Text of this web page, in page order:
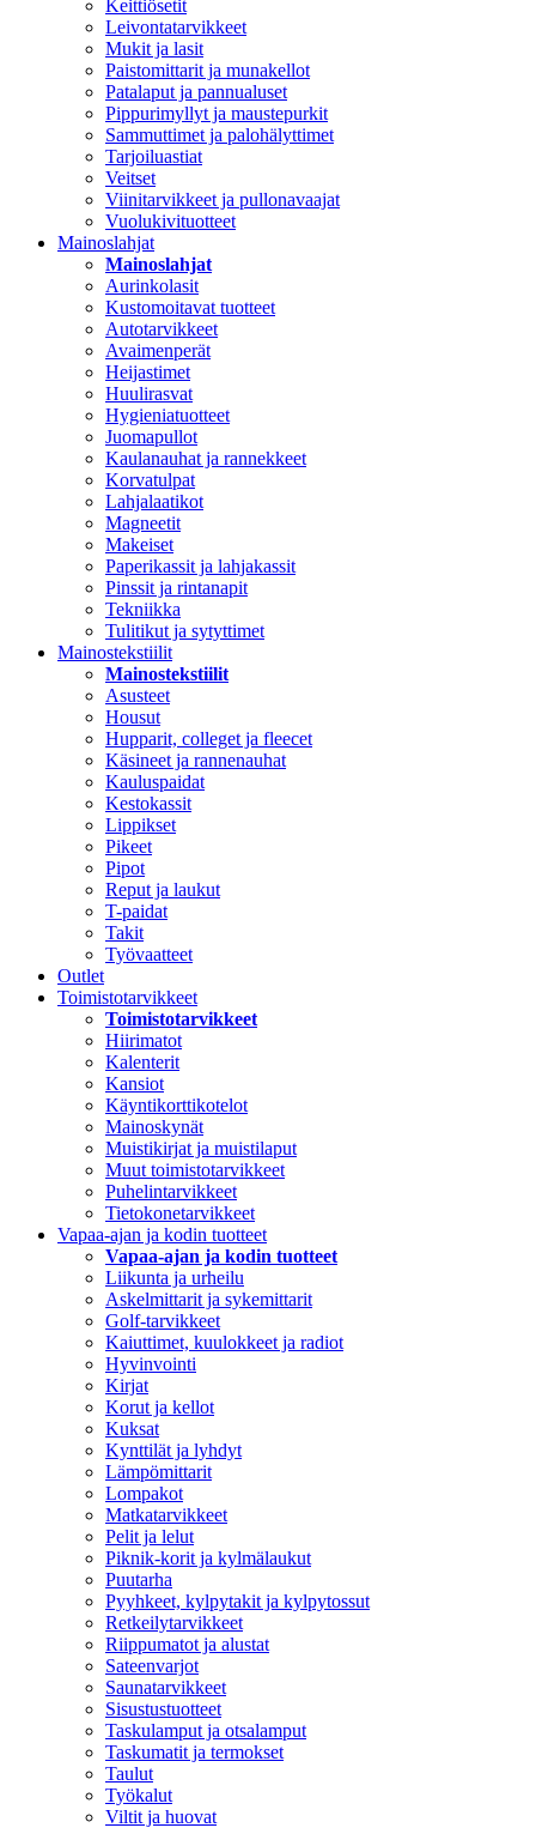
Keittiösetit
Leivontatarvikkeet
Mukit ja lasit
Paistomittarit ja munakellot
Patalaput ja pannualuset
Pippurimyllyt ja maustepurkit
Sammuttimet ja palohälyttimet
Tarjoiluastiat
Veitset
Viinitarvikkeet ja pullonavaajat
Vuolukivituotteet
Mainoslahjat
Mainoslahjat
Aurinkolasit
Kustomoitavat tuotteet
Autotarvikkeet
Avaimenperät
Heijastimet
Huulirasvat
Hygieniatuotteet
Juomapullot
Kaulanauhat ja rannekkeet
Korvatulpat
Lahjalaatikot
Magneetit
Makeiset
Paperikassit ja lahjakassit
Pinssit ja rintanapit
Tekniikka
Tulitikut ja sytyttimet
Mainostekstiilit
Mainostekstiilit
Asusteet
Housut
Hupparit, colleget ja fleecet
Käsineet ja rannenauhat
Kauluspaidat
Kestokassit
Lippikset
Pikeet
Pipot
Reput ja laukut
T-paidat
Takit
Työvaatteet
Outlet
Toimistotarvikkeet
Toimistotarvikkeet
Hiirimatot
Kalenterit
Kansiot
Käyntikorttikotelot
Mainoskynät
Muistikirjat ja muistilaput
Muut toimistotarvikkeet
Puhelintarvikkeet
Tietokonetarvikkeet
Vapaa-ajan ja kodin tuotteet
Vapaa-ajan ja kodin tuotteet
Liikunta ja urheilu
Askelmittarit ja sykemittarit
Golf-tarvikkeet
Kaiuttimet, kuulokkeet ja radiot
Hyvinvointi
Kirjat
Korut ja kellot
Kuksat
Kynttilät ja lyhdyt
Lämpömittarit
Lompakot
Matkatarvikkeet
Pelit ja lelut
Piknik-korit ja kylmälaukut
Puutarha
Pyyhkeet, kylpytakit ja kylpytossut
Retkeilytarvikkeet
Riippumatot ja alustat
Sateenvarjot
Saunatarvikkeet
Sisustustuotteet
Taskulamput ja otsalamput
Taskumatit ja termokset
Taulut
Työkalut
Viltit ja huovat